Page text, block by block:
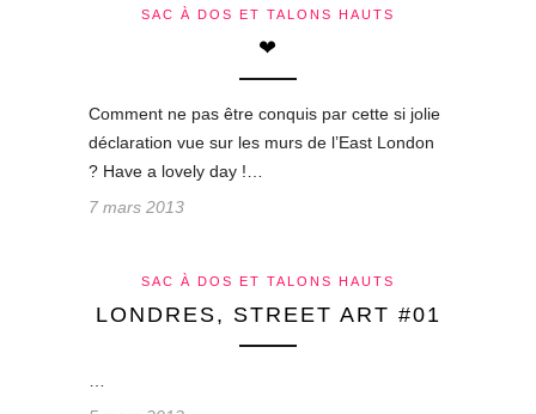
SAC À DOS ET TALONS HAUTS
❤
Comment ne pas être conquis par cette si jolie
déclaration vue sur les murs de l’East London
? Have a lovely day !…
7 mars 2013
SAC À DOS ET TALONS HAUTS
LONDRES, STREET ART #01